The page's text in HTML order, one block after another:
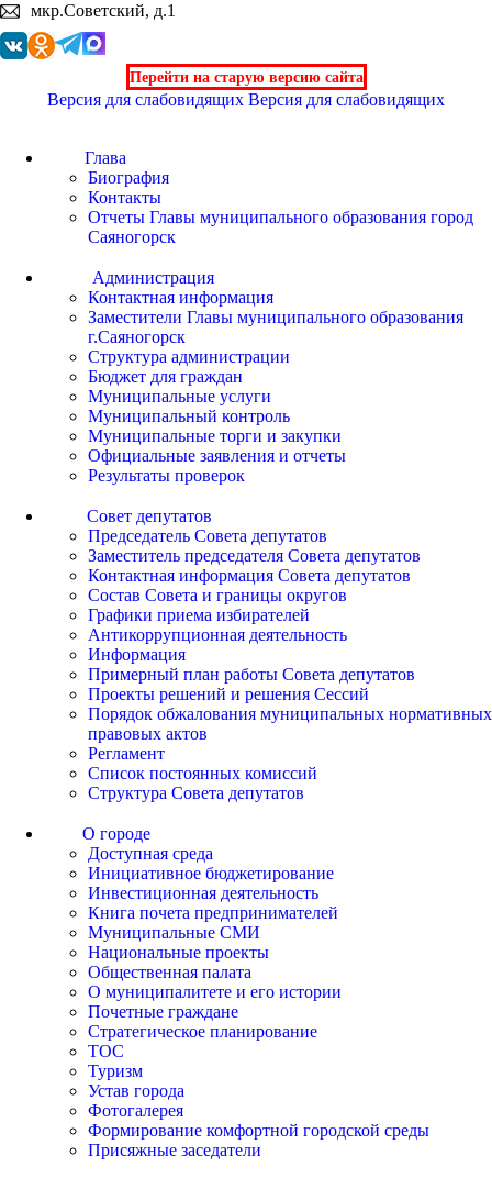
мкр.Советский, д.1
Перейти на старую версию сайта
Версия для слабовидящих Версия для слабовидящих
Глава
Биография
Контакты
Отчеты Главы муниципального образования город
Саяногорск
Администрация
Контактная информация
Заместители Главы муниципального образования
г.Саяногорск
Структура администрации
Бюджет для граждан
Муниципальные услуги
Муниципальный контроль
Муниципальные торги и закупки
Официальные заявления и отчеты
Результаты проверок
Совет депутатов
Председатель Совета депутатов
Заместитель председателя Совета депутатов
Контактная информация Совета депутатов
Состав Совета и границы округов
Графики приема избирателей
Антикоррупционная деятельность
Информация
Примерный план работы Совета депутатов
Проекты решений и решения Сессий
Порядок обжалования муниципальных нормативных
правовых актов
Регламент
Список постоянных комиссий
Структура Совета депутатов
О городе
Доступная среда
Инициативное бюджетирование
Инвестиционная деятельность
Книга почета предпринимателей
Муниципальные СМИ
Национальные проекты
Общественная палата
О муниципалитете и его истории
Почетные граждане
Стратегическое планирование
ТОС
Туризм
Устав города
Фотогалерея
Формирование комфортной городской среды
Присяжные заседатели